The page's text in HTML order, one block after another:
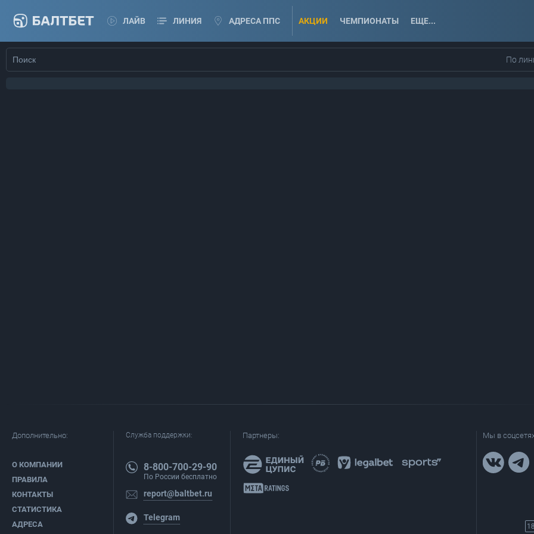
ЛАЙВ ЛИНИЯ АДРЕСА ППС АКЦИИ ЧЕМПИОНАТЫ ЕЩЕ...
По
Дополнительно:
О КОМПАНИИ
ПРАВИЛА
КОНТАКТЫ
СТАТИСТИКА
АДРЕСА
Служба поддержки:
8-800-700-29-90
По России бесплатно
report@baltbet.ru
Telegram
Партнеры: Мы в